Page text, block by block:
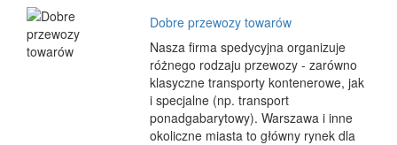
Dobre przewozy towarów
Nasza firma spedycyjna organizuje
różnego rodzaju przewozy - zarówno
klasyczne transporty kontenerowe, jak
i specjalne (np. transport
ponadgabarytowy). Warszawa i inne
okoliczne miasta to główny rynek dla